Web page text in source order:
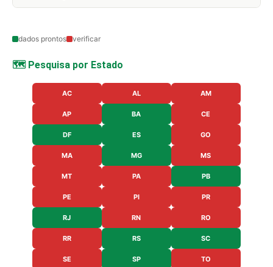
dados prontos verificar
🗺️ Pesquisa por Estado
AC AL AM
AP BA CE
DF ES GO
MA MG MS
MT PA PB
PE PI PR
RJ RN RO
RR RS SC
SE SP TO